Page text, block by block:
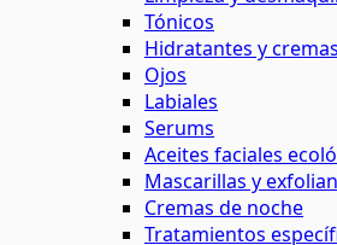
Tónicos
Hidratantes y
Ojos
Labiales
Serums
Aceites faciales
Mascarillas y
Cremas de noche
Tratamientos